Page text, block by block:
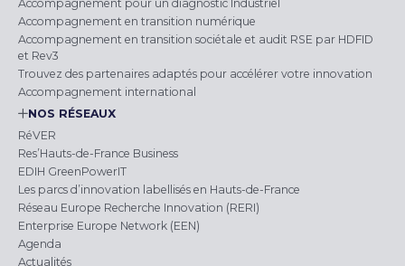
Accompagnement pour un diagnostic Industriel
Accompagnement en transition numérique
Accompagnement en transition sociétale et audit RSE par HDFID
et Rev3
Trouvez des partenaires adaptés pour accélérer votre innovation
Accompagnement international
NOS RÉSEAUX
RéVER
Res’Hauts-de-France Business
EDIH GreenPowerIT
Les parcs d’innovation labellisés en Hauts-de-France
Réseau Europe Recherche Innovation (RERI)
Enterprise Europe Network (EEN)
Agenda
Actualités